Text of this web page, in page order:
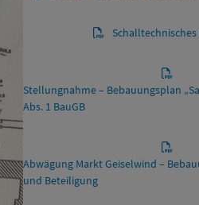
Stellungnahme – Bebauungsplan
Abs. 1 BauGB
Abwägung Markt Geiselwind –
und Beteiligung